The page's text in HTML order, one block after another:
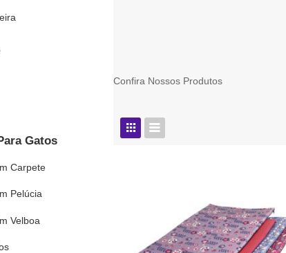
Gatos
Carpete
Pelúcia
Velboa
Confira Nossos Produtos